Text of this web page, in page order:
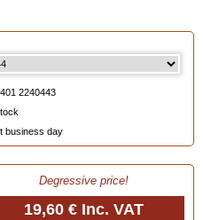
2240443
business day
Degressive price!
19,60 € Inc. VAT